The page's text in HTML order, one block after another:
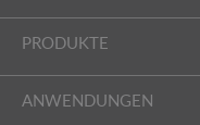
PRODUKTE
ANWENDUNGEN